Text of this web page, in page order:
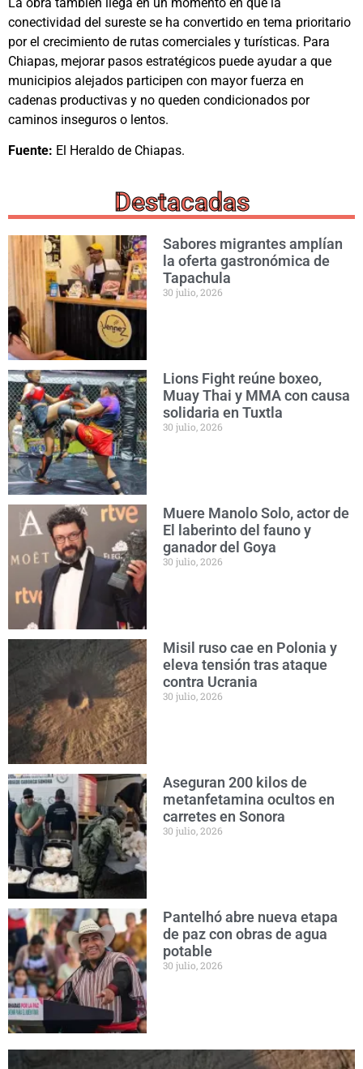
conectividad del sureste se ha convertido en tema prioritario
por el crecimiento de rutas comerciales y turísticas. Para
Chiapas, mejorar pasos estratégicos puede ayudar a que
municipios alejados participen con mayor fuerza en
cadenas productivas y no queden condicionados por
caminos inseguros o lentos.
Fuente: El Heraldo de Chiapas.
Destacadas
Sabores migrantes amplían
la oferta gastronómica de
Tapachula
30 julio, 2026
Lions Fight reúne boxeo,
Muay Thai y MMA con causa
solidaria en Tuxtla
30 julio, 2026
Muere Manolo Solo, actor de
El laberinto del fauno y
ganador del Goya
30 julio, 2026
Misil ruso cae en Polonia y
eleva tensión tras ataque
contra Ucrania
30 julio, 2026
Aseguran 200 kilos de
metanfetamina ocultos en
carretes en Sonora
30 julio, 2026
Pantelhó abre nueva etapa
de paz con obras de agua
potable
30 julio, 2026